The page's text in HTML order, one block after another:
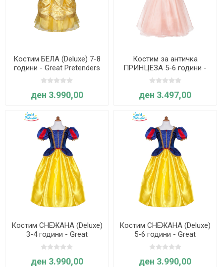
Костим БЕЛА (Deluxe) 7-8
години - Great Pretenders
ден 3.990,00
Костим за античка
ПРИНЦЕЗА 5-6 години -
Great Pretenders
ден 3.497,00
Костим СНЕЖАНА (Deluxe)
3-4 години - Great
Pretenders
ден 3.990,00
Костим СНЕЖАНА (Deluxe)
5-6 години - Great
Pretenders
ден 3.990,00